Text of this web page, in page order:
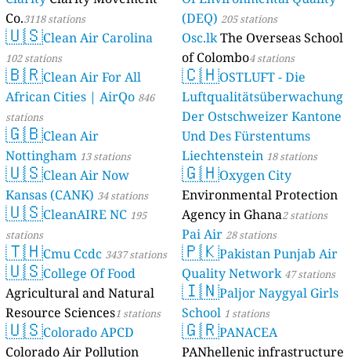
Co.3118 stations
🇺🇸Clean Air Carolina
102 stations
🇧🇷Clean Air For All
African Cities | AirQo 846
stations
🇬🇧Clean Air
Nottingham 13 stations
🇺🇸Clean Air Now
Kansas (CANK) 34 stations
🇺🇸CleanAIRE NC 195
stations
🇹🇭Cmu Ccdc 3437 stations
🇺🇸College Of Food
Agricultural and Natural
Resource Sciences1 stations
🇺🇸Colorado APCD
Colorado Air Pollution
(DEQ) 205 stations
Osc.lkThe Overseas School
of Colombo4 stations
🇨🇭OSTLUFT - Die
Luftqualitätsüberwachung
Der Ostschweizer Kantone
Und Des Fürstentums
Liechtenstein 18 stations
🇬🇭Oxygen City
Environmental Protection
Agency in Ghana2 stations
Pai Air 28 stations
🇵🇰Pakistan Punjab Air
Quality Network 47 stations
🇮🇳Paljor Naygyal Girls
School 1 stations
🇬🇷PANACEA
PANhellenic infrastructure